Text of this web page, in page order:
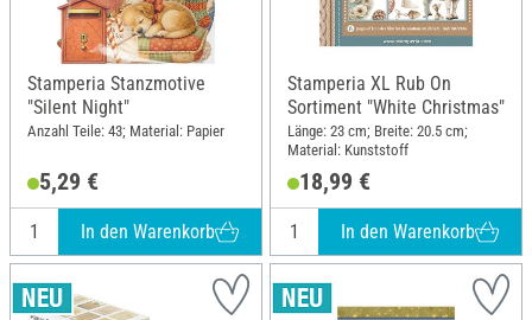
Stamperia Stanzmotive
"Silent Night"
Anzahl Teile: 43; Material: Papier
5,29 €
In den Warenkorb
Stamperia XL Rub On
Sortiment "White Christmas"
Länge: 23 cm; Breite: 20.5 cm;
Material: Kunststoff
18,99 €
In den Warenkorb